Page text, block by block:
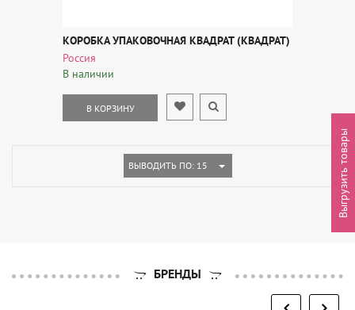
КОРОБКА УПАКОВОЧНАЯ КВАДРАТ (КВАДРАТ)
Россия
В наличии
В КОРЗИНУ
ВЫВОДИТЬ ПО: 15 TOGGLE DROPDOWN
БРЕНДЫ
Выгрузить товары